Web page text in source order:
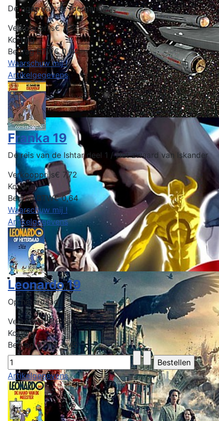
De ogen van de roerganger
Verkoopprijs€ 7,72
Korting
Bedrag BTW€ 0,64
Waarschuw mij !
Artikelgegevens
Franka 19
De reis van de Ishtar deel 1 / Het zwaard van Iskander
Verkoopprijs€ 7,72
Korting
Bedrag BTW€ 0,64
Waarschuw mij !
Artikelgegevens
Leonardo 19
Op heterdaad
Verkoopprijs€ 5,40
Korting
Bedrag BTW€ 0,45
Artikelgegevens